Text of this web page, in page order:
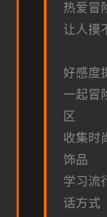
热爱冒
让人摸
好感度
一起冒
区
收集时
饰品
学习流
话方式